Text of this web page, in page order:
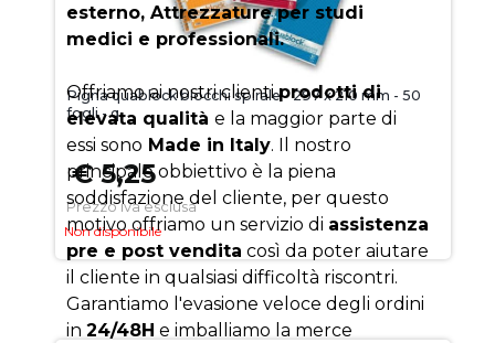
Pigna quablock blocchi spirale - 297 x 210 mm - 50
fogli - q
€ 5,25
Prezzo iva esclusa
Non disponibile
esterno, Attrezzature per studi
medici e professionali.
Offriamo ai nostri clientiprodotti di
elevata qualità e la maggior parte di
essi sono Made in Italy. Il nostro
principale obbiettivo è la piena
soddisfazione del cliente, per questo
motivo offriamo un servizio di assistenza
pre e post vendita così da poter aiutare
il cliente in qualsiasi difficoltà riscontri.
Garantiamo l'evasione veloce degli ordini
in 24/48H e imballiamo la merce